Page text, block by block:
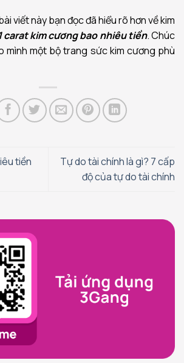
viết này bạn đọc đã hiểu rõ hơn về kim
1 carat kim cương bao nhiêu tiền. Chúc
mình một bộ trang sức kim cương phù
tiền
Tự do tài chính là gì? 7 cấp
độ của tự do tài chính